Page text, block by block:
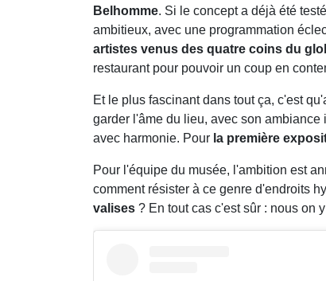
Belhomme. Si le concept a déjà été
ambitieux, avec une programmation
artistes venus des quatre coins du
restaurant pour pouvoir un coup en
Et le plus fascinant dans tout ça, c'est
garder l'âme du lieu, avec son
avec harmonie. Pour la première
Pour l'équipe du musée, l'ambition est
comment résister à ce genre d'endroits
valises ? En tout cas c'est sûr : nous on